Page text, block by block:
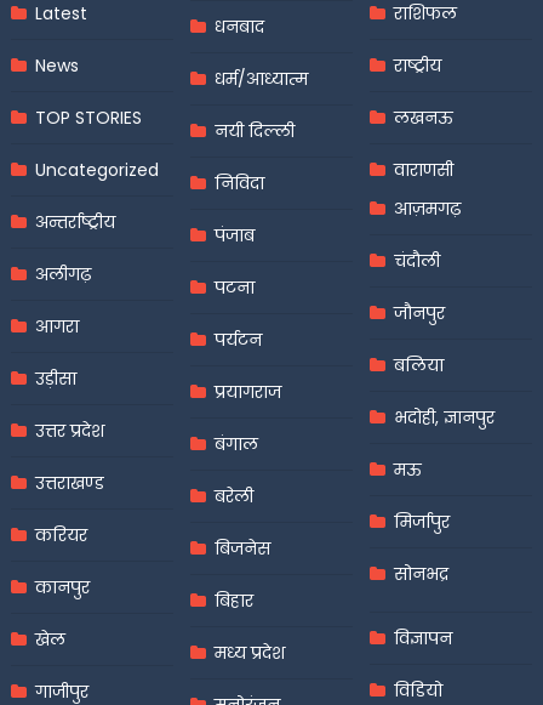
Latest
News
TOP STORIES
Uncategorized
अन्तर्राष्ट्रीय
अलीगढ़
आगरा
उड़ीसा
उत्तर प्रदेश
उत्तराखण्ड
करियर
कानपुर
खेल
गाजीपुर
धनबाद
धर्म/आध्यात्म
नयी दिल्ली
निविदा
पंजाब
पटना
पर्यटन
प्रयागराज
बंगाल
बरेली
बिजनेस
बिहार
मध्य प्रदेश
राशिफल
राष्ट्रीय
लखनऊ
वाराणसी
आज़मगढ़
चंदौली
जौनपुर
बलिया
भदोही, ज्ञानपुर
मऊ
मिर्जापुर
सोनभद्र
विज्ञापन
विडियो